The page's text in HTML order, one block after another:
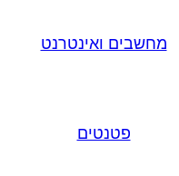
מחשבים ואינטרנט
פטנטים